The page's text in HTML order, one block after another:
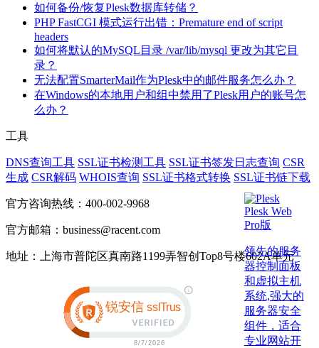
如何备份/恢复Plesk数据库转储？
PHP FastCGI 模式运行出错：Premature end of script
headers
如何将默认的MySQL目录 /var/lib/mysql 更改为其它目
录？
无法配置SmarterMail作为Plesk中的邮件服务怎么办？
在Windows的本地用户和组中禁用了Plesk用户的账号怎
么办？
工具
DNS查询工具 SSL证书检测工具 SSL证书签发日志查询 CSR
生成 CSR解码 WHOIS查询 SSL证书格式转换 SSL证书链下载
Plesk Web
Pro版
领先的服务
器控制面板
和虚拟主机
系统,强大的
服务器安全
组件，适合
专业网站开
官方咨询热线：400-002-9968
官方邮箱：business@racent.com
地址：上海市普陀区真南路1199弄智创Top8号楼602A单元